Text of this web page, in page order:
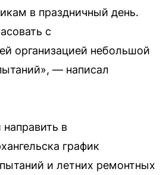
в праздничный день.
с
организацией небольшой
— написал
в
график
и летних ремонтных